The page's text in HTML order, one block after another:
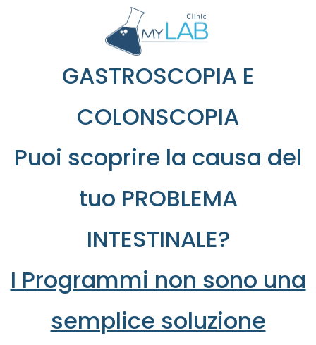
GASTROSCOPIA E
COLONSCOPIA
Puoi scoprire la causa del
tuo PROBLEMA
INTESTINALE?
I Programmi non sono una
semplice soluzione